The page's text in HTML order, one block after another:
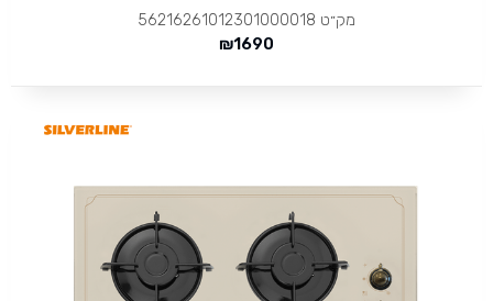
מק״ט 56216261012301000018
1690
₪